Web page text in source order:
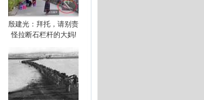
殷建光：拜托，请别责
怪拉断石栏杆的大妈!